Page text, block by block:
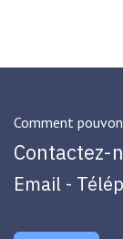
Comment
Contactez-
Email -